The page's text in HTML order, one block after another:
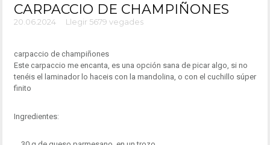
CARPACCIO DE CHAMPIÑONES
20.06.2024 Llegir 5679 vegades
carpaccio de champiñones
Este carpaccio me encanta, es una opción sana de picar algo, si no
tenéis el laminador lo haceis con la mandolina, o con el cuchillo súper
finito
Ingredientes: